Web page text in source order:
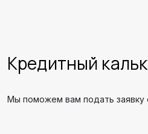
Кредитный
Мы поможем вам подать заявку